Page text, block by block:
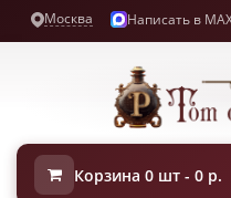
Москва Написать в
Корзина 0 шт - 0 р.